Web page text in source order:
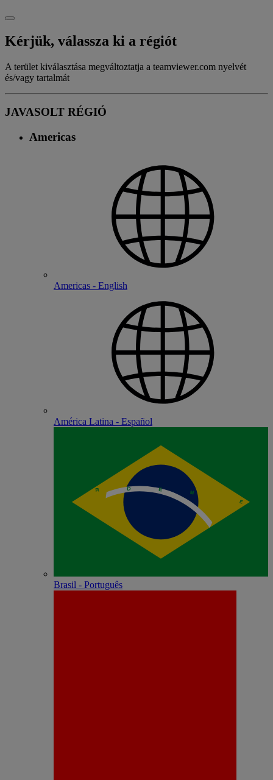
Kérjük, válassza ki a régiót
A terület kiválasztása megváltoztatja a teamviewer.com nyelvét
és/vagy tartalmát
JAVASOLT RÉGIÓ
Americas
Americas - English
América Latina - Español
Brasil - Português